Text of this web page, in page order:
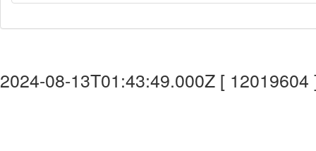
2024-08-13T01:43:49.000Z [ 12019604